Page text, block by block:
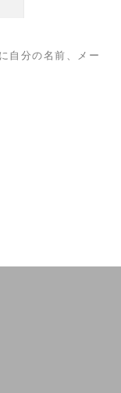
自分の名前、メー